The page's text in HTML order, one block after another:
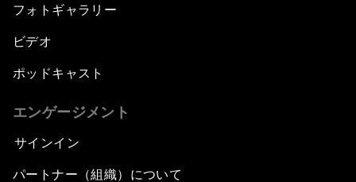
フォトギャラリー
ビデオ
ポッドキャスト
エンゲージメント
サインイン
パートナー（組織）について